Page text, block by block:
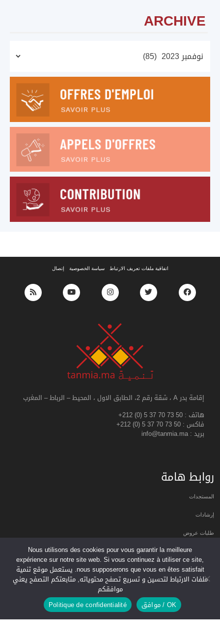
ARCHIVE
اتفاقية ملفات تعريف الارتباط سياسة الخصوصية إتصال
إقامة بدر A ، شقة رقم 2، الطابق الاول ، المحيط – الرباط – المغرب
هاتف : +212 (0) 5 37 70 73 50
فاكس : +212 (0) 5 37 70 73 50
بريد : info@tanmia.ma
روابط هامة
المستجدات
إرشادات
طلبات عروض
دليل الجمعيات
عروض عمل
النشرة البريدية
اشترك في النشرة البريدية ليصلك آخر أخبار تنمية
Nous utilisons des cookies pour vous garantir la meilleure
expérience sur notre site web. Si vous continuez à utiliser ce site,
nous supposerons que vous en êtes satisfait. يستعمل موقع تنمية
ملفات الارتباط لتحسين و تسريع تصفح محتوياته, متابعتكم التصفح يعني
موافقكم
OK / موافق
Politique de confidentialité